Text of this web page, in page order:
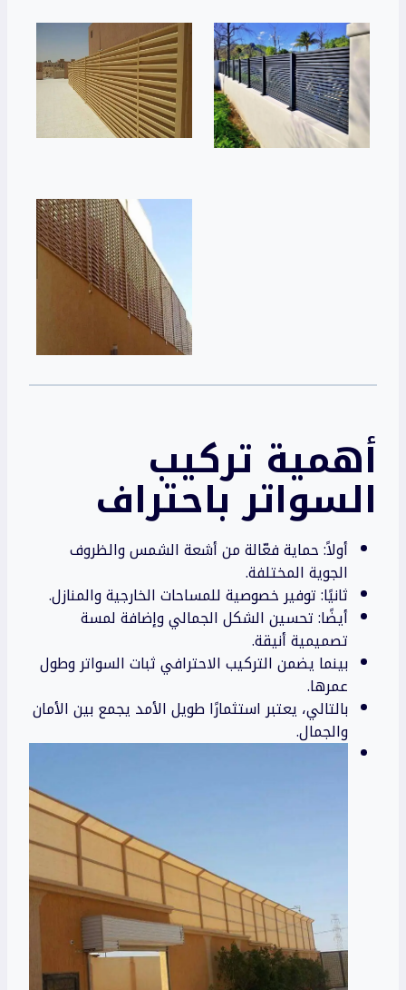
أهمية تركيب
السواترباحتراف
أولاً: حماية فعّالة من أشعة الشمس والظروف
الجوية المختلفة.
ثانيًا: توفير خصوصية للمساحات الخارجية والمنازل.
أيضًا: تحسين الشكل الجمالي وإضافة لمسة
تصميمية أنيقة.
بينما يضمن التركيب الاحترافي ثبات السواتر وطول
عمرها.
بالتالي، يعتبر استثمارًا طويل الأمد يجمع بين الأمان
والجمال.